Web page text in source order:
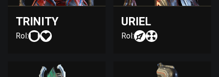
TRINITY
Rol:
URIEL
Rol: